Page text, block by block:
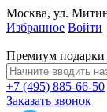
Москва, ул.
Избранное Войти
Премиум подарки
+7 (495) 885-66-50
Заказать звонок